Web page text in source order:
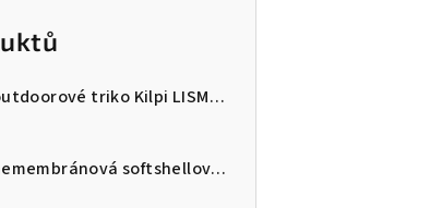
Pánské outdoorové triko Kilpi LISMAIN-M
Pánská nemembránová softshellová běžecká bunda Kilpi BALEO-M